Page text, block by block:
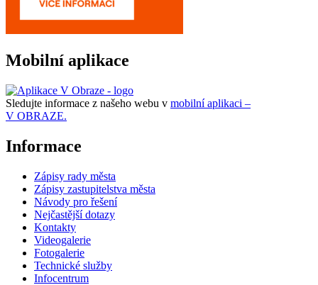
Mobilní aplikace
Sledujte informace z našeho webu v mobilní aplikaci –
V OBRAZE.
Informace
Zápisy rady města
Zápisy zastupitelstva města
Návody pro řešení
Nejčastější dotazy
Kontakty
Videogalerie
Fotogalerie
Technické služby
Infocentrum